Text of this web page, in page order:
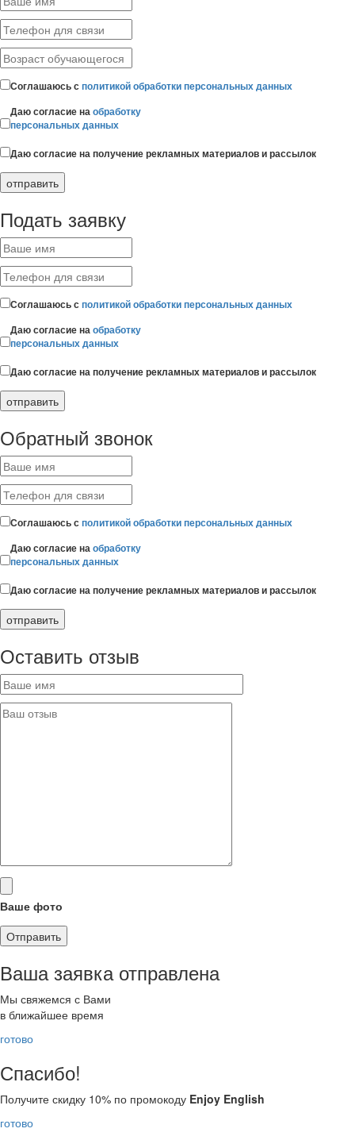
Соглашаюсь сполитикой обработки персональных данных
Даю согласие наобработку
персональных данных
Даю согласие на получение рекламных материалов и рассылок
Подать заявку
Соглашаюсь сполитикой обработки персональных данных
Даю согласие наобработку
персональных данных
Даю согласие на получение рекламных материалов и рассылок
Обратный звонок
Соглашаюсь сполитикой обработки персональных данных
Даю согласие наобработку
персональных данных
Даю согласие на получение рекламных материалов и рассылок
Оставить отзыв
Ваше фото
Ваша заявка отправлена
Мы свяжемся с Вами
в ближайшее время
готово
Спасибо!
Получите скидку 10% по промокоду Enjoy English
готово